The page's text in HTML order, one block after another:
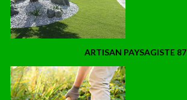
ARTISAN PAYSAGISTE 87